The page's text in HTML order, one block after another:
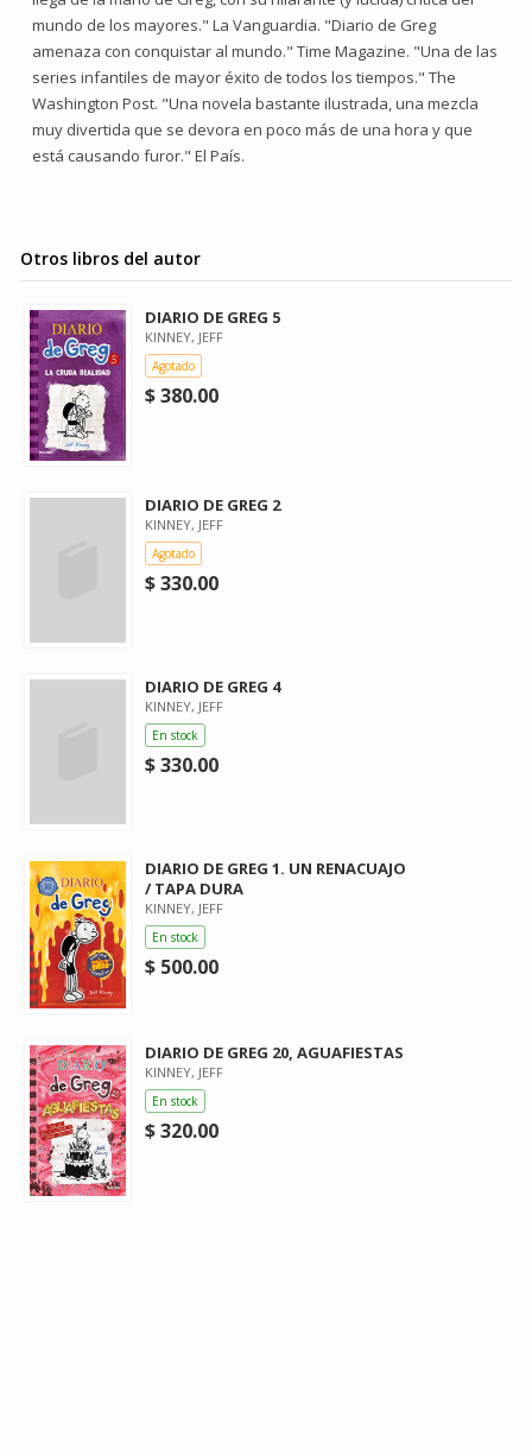
mundo de los mayores." La Vanguardia. "Diario de Greg
amenaza con conquistar al mundo." Time Magazine. "Una de las
series infantiles de mayor éxito de todos los tiempos." The
Washington Post. "Una novela bastante ilustrada, una mezcla
muy divertida que se devora en poco más de una hora y que
está causando furor." El País.
Otros libros del autor
DIARIO DE GREG 5
KINNEY, JEFF
Agotado
$ 380.00
DIARIO DE GREG 2
KINNEY, JEFF
Agotado
$ 330.00
DIARIO DE GREG 4
KINNEY, JEFF
En stock
$ 330.00
DIARIO DE GREG 1. UN RENACUAJO
/ TAPA DURA
KINNEY, JEFF
En stock
$ 500.00
DIARIO DE GREG 20, AGUAFIESTAS
KINNEY, JEFF
En stock
$ 320.00